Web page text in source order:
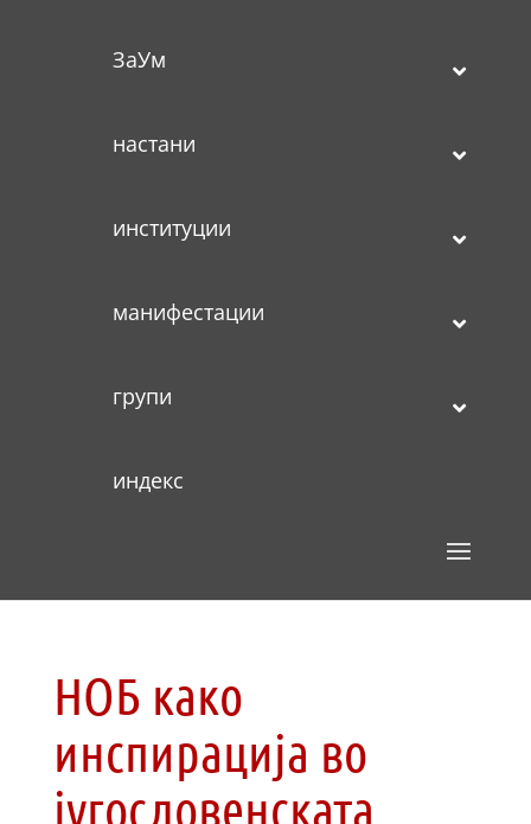
ЗаУм
настани
институции
манифестации
групи
индекс
НОБ како
инспирација во
југословенската